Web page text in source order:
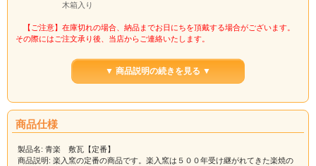
木箱入り
【ご注意】在庫切れの場合、納品までお日にちを頂戴する場合がございます。
その際にはご注文承り後、当店からご連絡いたします。
▼ 商品説明の続きを見る ▼
商品仕様
製品名: 青楽 敷瓦【定番】
商品説明: 楽入窯の定番の商品です。楽入窯は５００年受け継がれてきた楽焼の